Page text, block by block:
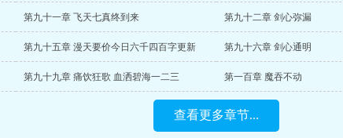
第九十一章 飞天七真终到来 第九十二章 剑心弥漏
第九十五章 漫天要价今日六千四百字更新 第九十六章 剑心通明
第九十九章 痛饮狂歌 血洒碧海一二三 第一百章 魔吞不动
查看更多章节...